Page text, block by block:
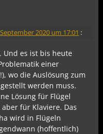
2020 um 17:01 :
Und es ist bis heute
einer
wo die Auslösung zum
werden muss.
Lösung für Flügel
für Klaviere. Das
wird in Flügeln
(hoffentlich)